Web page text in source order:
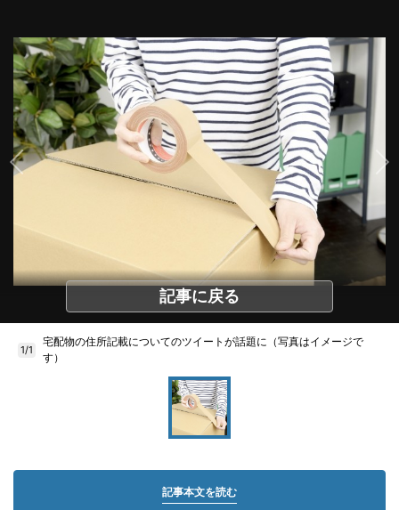
記事に戻る
1/1
宅配物の住所記載についてのツイートが話題に（写真はイメージで
す）
記事本文を読む